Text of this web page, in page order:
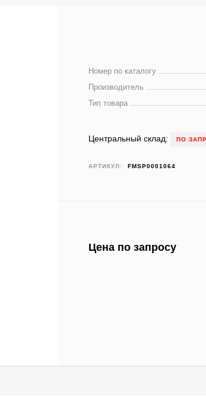
Номер по каталогу
Производитель
Тип товара
Центральный склад: ПО
АРТИКУЛ: FMSP0001064
Цена по запросу